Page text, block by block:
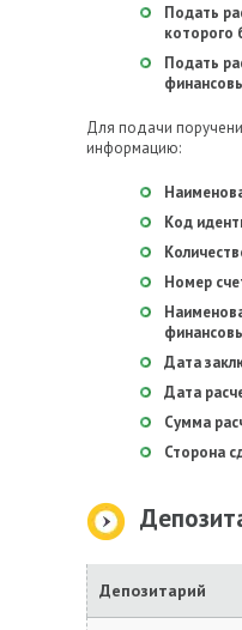
Подать
которого
Подать
Для подачи
информацию:
Код
Номер
Дата
Дата
Сумма
Сторона
Депозитарий